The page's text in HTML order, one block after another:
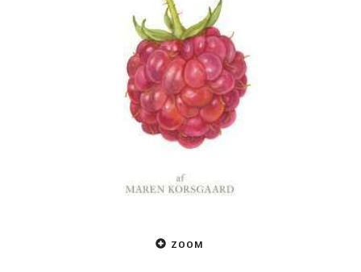
ZOOM